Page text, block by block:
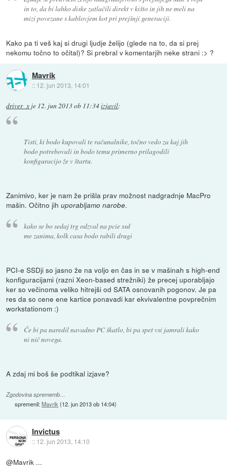
in to, da bi lahko diske zatlačili direkt v kišto in jih ne meli na
mizi povezane s kablovjem kot pri prejšnji generaciji.
Kako pa ti veš kaj si drugi ljudje želijo (glede na to, da si prej
nekomu točno to očital)? Si prebral v komentarjih neke strani :> ?
Mavrik
:: 12. jun 2013, 14:01
driver_x je 12. jun 2013 ob 11:34izjavil:
Tisti, ki bodo kupovali te računalnike, točno vedo za kaj jih
bodo potrebovali in bodo temu primerno prilagodili
konfiguracijo že v štartu.
Zanimivo, ker je nam že prišla prav možnost nadgradnje MacPro
mašin. Očitno jihuporabljamo narobe.
kako se bo sedaj trg odzval na pcie ssd
me zanima, kolk casa bodo rabili drugi
PCI-e SSDji so jasno že na voljo en čas in se v mašinah s high-end
konfiguracijami (razni Xeon-based strežniki) že precej uporabljajo
ker so večinoma veliko hitrejši od SATA osnovanih pogonov. Je pa
res da so cene ene kartice ponavadi kar ekvivalentne povprečnim
workstationom :)
Če bi pa naredil navadno PC škatlo, bi pa spet vsi jamrali kako
ni nič novega.
A zdaj mi boš še podtikal izjave?
Zgodovina sprememb…
spremenil:Mavrik (12. jun 2013 ob 14:04)
Invictus
:: 12. jun 2013, 14:10
@Mavrik ...